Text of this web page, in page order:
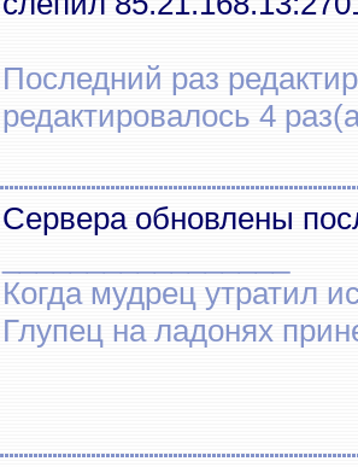
Последний раз
редактировалось 4
Сервера обновлены
Когда мудрец утратил
Глупец на ладонях